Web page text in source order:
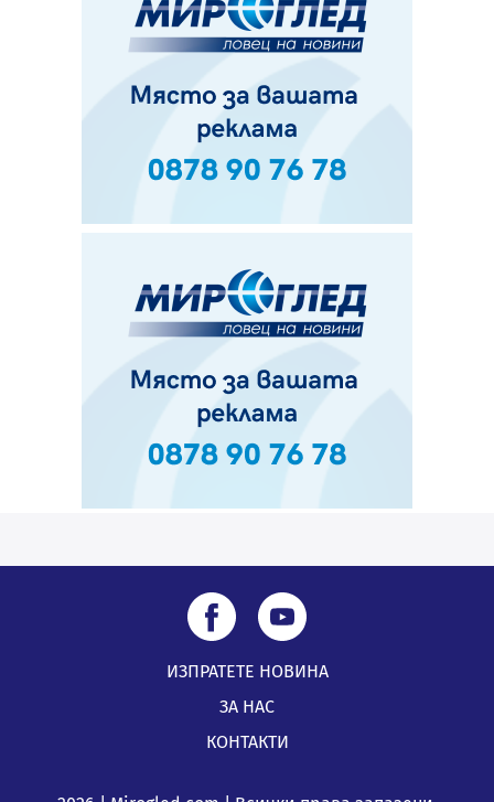
ИЗПРАТЕТЕ НОВИНА
ЗА НАС
КОНТАКТИ